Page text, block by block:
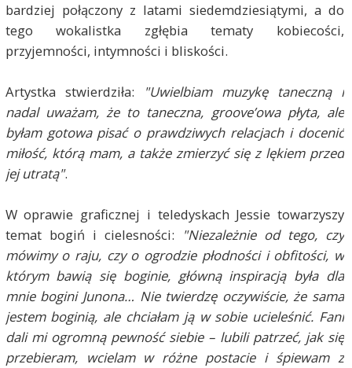
bardziej połączony z latami siedemdziesiątymi, a do
tego wokalistka zgłębia tematy kobiecości,
przyjemności, intymności i bliskości.
Artystka stwierdziła:
"Uwielbiam muzykę taneczną i
nadal uważam, że to taneczna, groove’owa płyta, ale
byłam gotowa pisać o prawdziwych relacjach i docenić
miłość, którą mam, a także zmierzyć się z lękiem przed
jej utratą".
W oprawie graficznej i teledyskach Jessie towarzyszy
temat bogiń i cielesności:
"Niezależnie od tego, czy
mówimy o raju, czy o ogrodzie płodności i obfitości, w
którym bawią się boginie, główną inspiracją była dla
mnie bogini Junona… Nie twierdzę oczywiście, że sama
jestem boginią, ale chciałam ją w sobie ucieleśnić. Fani
dali mi ogromną pewność siebie – lubili patrzeć, jak się
przebieram, wcielam w różne postacie i śpiewam z